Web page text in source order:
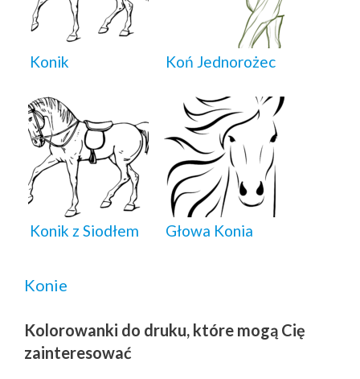
Konik Koń Jednorożec
Konik z Siodłem Głowa Konia
Konie
Kolorowanki do druku, które mogą Cię
zainteresować